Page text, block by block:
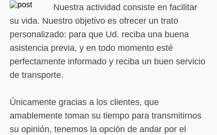
Nuestra actividad consiste en facilitar
su vida. Nuestro objetivo es ofrecer un trato
personalizado: para que Ud. reciba una buena
asistencia previa, y en todo momento esté
perfectamente informado y reciba un buen servicio
de transporte.
Únicamente gracias a los clientes, que
amablemente toman su tiempo para transmitirnos
su opinión, tenemos la opción de andar por el